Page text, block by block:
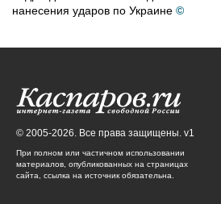
нанесения ударов по Украине ©
© 2005-2026. Все права защищены. v1
При полном или частичном использовании
материалов, опубликованных на страницах
сайта, ссылка на источник обязательна.